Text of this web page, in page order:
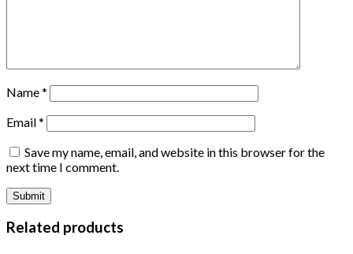
Name*
Email*
Save my name, email, and website in this browser for the
next time I comment.
Related products